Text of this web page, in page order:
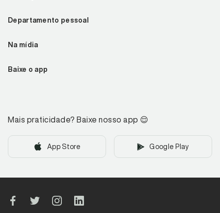
Departamento pessoal
Na mídia
Baixe o app
Mais praticidade? Baixe nosso app 😌
App Store Google Play